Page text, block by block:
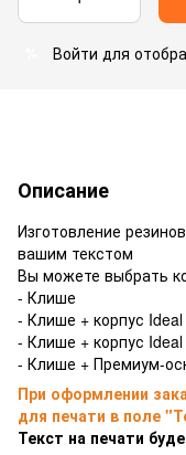
Войти для
Описание
Изготовление
вашим текстом
Вы можете выбрать
- Клише
- Клише + корпус
- Клише + корпус
- Клише + Премиум-
При оформлении
для печати в поле
Текст на печати